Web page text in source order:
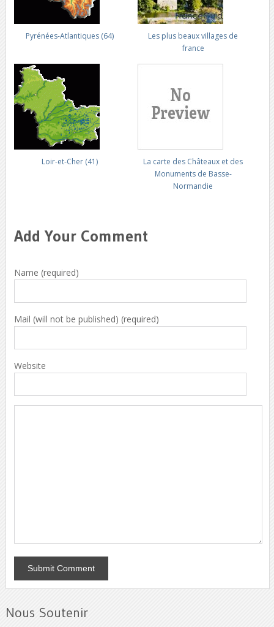
Pyrénées-Atlantiques (64)
Les plus beaux villages de
france
Loir-et-Cher (41)
La carte des Châteaux et des
Monuments de Basse-
Normandie
Add Your Comment
Name (required)
Mail (will not be published) (required)
Website
Nous Soutenir